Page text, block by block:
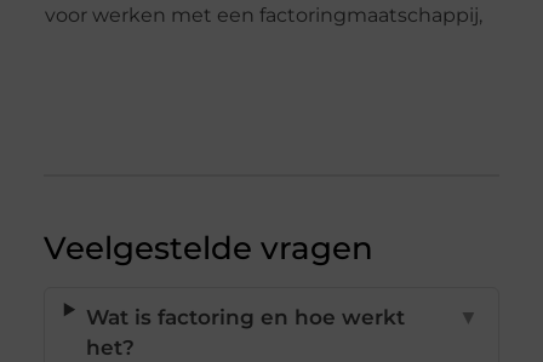
voor werken met een factoringmaatschappij,
Veelgestelde vragen
Wat is factoring en hoe werkt
het?
▼